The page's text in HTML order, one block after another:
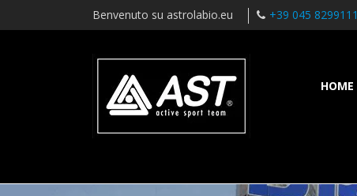
Benvenuto su astrolabio.eu +39 045 8299111
HOME